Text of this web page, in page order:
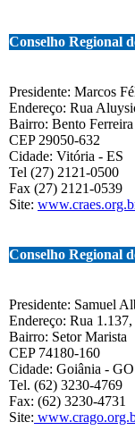
Conselho Regional
Presidente: Marcos
Endereço: Rua
Bairro: Bento Ferreira
CEP 29050-632
Cidade: Vitória - ES
Tel (27) 2121-0500
Fax (27) 2121-0539
Site:
Conselho Regional
Presidente: Samuel
Endereço: Rua
Bairro: Setor Marista
CEP 74180-160
Cidade: Goiânia - GO
Tel. (62) 3230-4769
Fax: (62) 3230-4731
Site: